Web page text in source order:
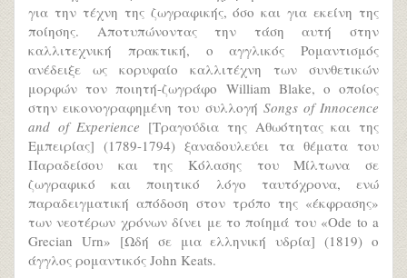
για την τέχνη της ζωγραφικής, όσο και για εκείνη της
ποίησης. Αποτυπώνοντας την τάση αυτή στην
καλλιτεχνική πρακτική, ο αγγλικός Ρομαντισμός
ανέδειξε ως κορυφαίο καλλιτέχνη των συνθετικών
μορφών τον ποιητή-ζωγράφο William Blake, ο οποίος
στην εικονογραφημένη του συλλογή Songs of Innocence
and of Experience [Τραγούδια της Αθωότητας και της
Εμπειρίας] (1789-1794) ξαναδουλεύει τα θέματα του
Παραδείσου και της Κόλασης του Μίλτωνα σε
ζωγραφικό και ποιητικό λόγο ταυτόχρονα, ενώ
παραδειγματική απόδοση στον τρόπο της «έκφρασης»
των νεοτέρων χρόνων δίνει με το ποίημά του «Ode to a
Grecian Urn» [Ωδή σε μια ελληνική υδρία] (1819) ο
άγγλος ρομαντικός John Keats.